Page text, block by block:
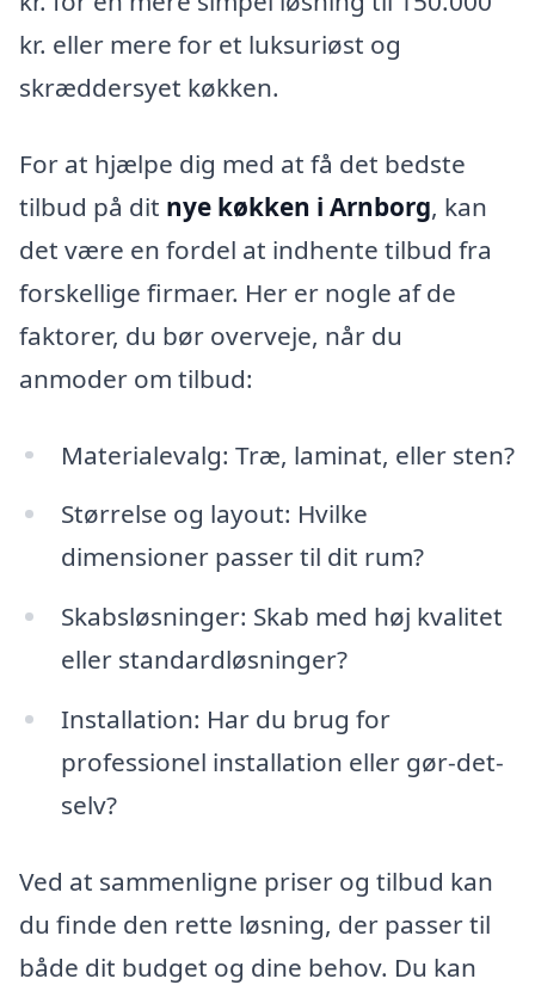
kr. eller mere for et luksuriøst og
skræddersyet køkken.
For at hjælpe dig med at få det bedste
tilbud på dit nye køkken i Arnborg, kan
det være en fordel at indhente tilbud fra
forskellige firmaer. Her er nogle af de
faktorer, du bør overveje, når du
anmoder om tilbud:
Materialevalg: Træ, laminat, eller sten?
Størrelse og layout: Hvilke
dimensioner passer til dit rum?
Skabsløsninger: Skab med høj kvalitet
eller standardløsninger?
Installation: Har du brug for
professionel installation eller gør-det-
selv?
Ved at sammenligne priser og tilbud kan
du finde den rette løsning, der passer til
både dit budget og dine behov. Du kan